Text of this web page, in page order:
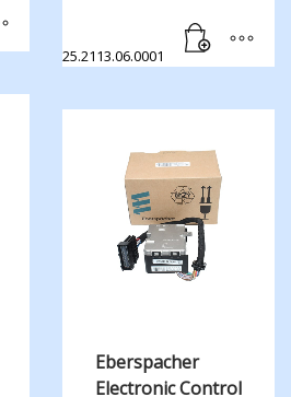
25.2113.06.0001
Eberspacher
Electronic Control